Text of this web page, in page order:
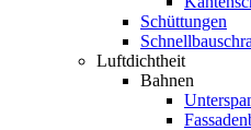
Schüttungen
Luftdichtheit
Bahnen